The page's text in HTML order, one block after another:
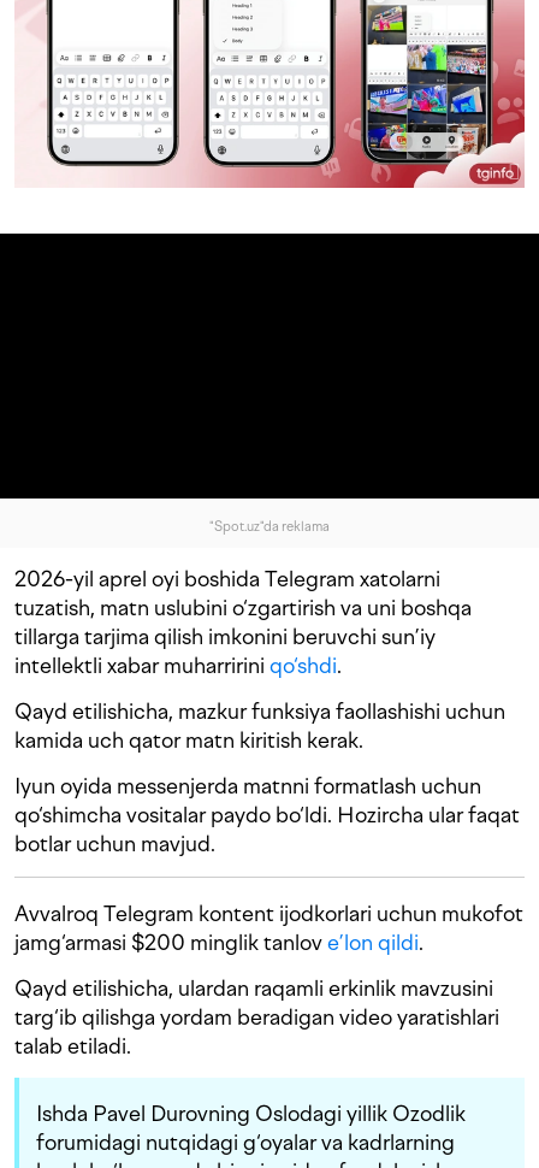
"Spot.uz"da reklama
2026-yil aprel oyi boshida Telegram xatolarni
tuzatish, matn uslubini o‘zgartirish va uni boshqa
tillarga tarjima qilish imkonini beruvchi sun’iy
intellektli xabar muharririni qo‘shdi.
Qayd etilishicha, mazkur funksiya faollashishi uchun
kamida uch qator matn kiritish kerak.
Iyun oyida messenjerda matnni formatlash uchun
qo‘shimcha vositalar paydo bo‘ldi. Hozircha ular faqat
botlar uchun mavjud.
Avvalroq Telegram kontent ijodkorlari uchun mukofot
jamg‘armasi $200 minglik tanlove’lon qildi.
Qayd etilishicha, ulardan raqamli erkinlik mavzusini
targ‘ib qilishga yordam beradigan video yaratishlari
talab etiladi.
Ishda Pavel Durovning Oslodagi yillik Ozodlik
forumidagi nutqidagi g‘oyalar va kadrlarning